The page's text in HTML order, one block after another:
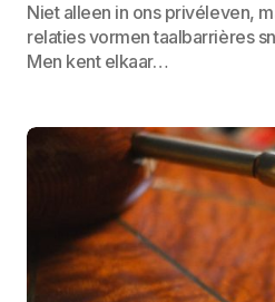
Niet alleen in ons privéleven,
relaties vormen taalbarrières
Men kent elkaar…